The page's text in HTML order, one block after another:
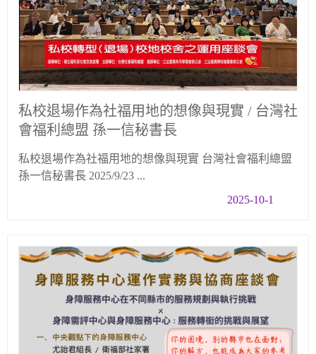
私校退場作為社福用地的想像與現實 / 台灣社
會福利總盟 孫一信秘書長
私校退場作為社福用地的想像與現實 台灣社會福利總盟
孫一信秘書長 2025/9/23 ...
2025-10-1